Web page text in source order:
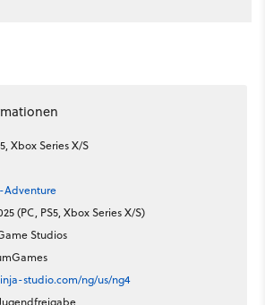
Xbox Series X/S
Adventure
(PC, PS5, Xbox Series X/S)
Studios
studio.com/ng/us/ng4